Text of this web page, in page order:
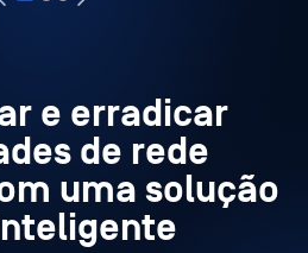
e erradicar
de rede
uma solução